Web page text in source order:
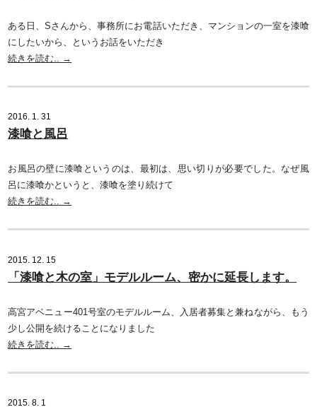
ある日、Sさんから、事務所にお電話いただき、マンションの一室を漆喰
にしたいから、というお話をいただき
続きを読む.. →
2016. 1. 31
漆喰と風呂
お風呂の壁に漆喰というのは、最初は、思い切りが必要でした。なぜ風
呂に漆喰かというと、漆喰を塗り続けて
続きを読む.. →
2015. 12. 15
「漆喰と木の室」モデルルーム、密かに延長します。
高宮アベニュー401号室のモデルルーム、入居者募集と兼ねながら、もう
少し公開を続けることになりました
続きを読む.. →
2015. 8. 1